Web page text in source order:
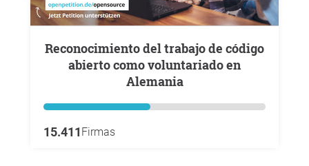
Reconocimiento del trabajo de código
abierto como voluntariado en
Alemania
15.411 Firmas